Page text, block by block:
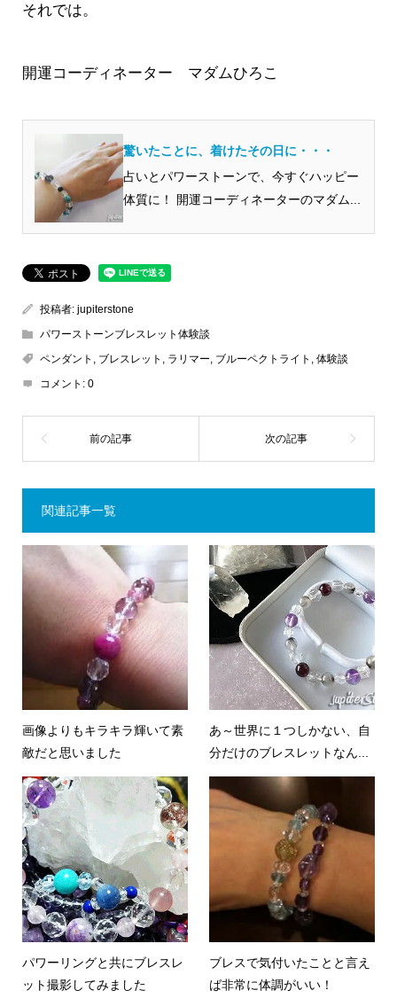
それでは。
開運コーディネーター マダムひろこ
驚いたことに、着けたその日に・・・
占いとパワーストーンで、今すぐハッピー
体質に！ 開運コーディネーターのマダム...
投稿者: jupiterstone
パワーストーンブレスレット体験談
ペンダント
ブレスレット ラリマー ブルーペクトライト
体験談
コメント: 0
関連記事一覧
画像よりもキラキラ輝いて素
敵だと思いました
あ～世界に１つしかない、自
分だけのブレスレットなん...
パワーリングと共にブレスレ
ット撮影してみました
ブレスで気付いたことと言え
ば非常に体調がいい！